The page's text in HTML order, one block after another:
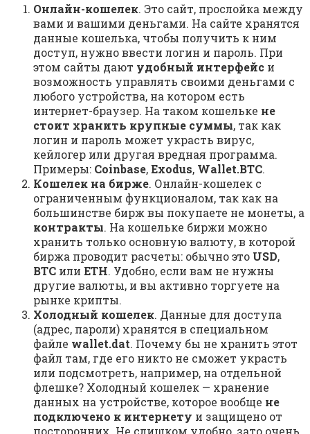
Онлайн-кошелек. Это сайт, прослойка между
вами и вашими деньгами. На сайте хранятся
данные кошелька, чтобы получить к ним
доступ, нужно ввести логин и пароль. При
этом сайты дают удобный интерфейс и
возможность управлять своими деньгами с
любого устройства, на котором есть
интернет-браузер. На таком кошельке не
стоит хранить крупные суммы, так как
логин и пароль может украсть вирус,
кейлогер или другая вредная программа.
Примеры: Coinbase,Exodus, Wallet.BTC.
Кошелек на бирже. Онлайн-кошелек с
ограниченным функционалом, так как на
большинстве бирж вы покупаете не монеты, а
контракты. На кошельке биржи можно
хранить только основную валюту, в которой
биржа проводит расчеты: обычно это USD,
BTC или ETH. Удобно, если вам не нужны
другие валюты, и вы активно торгуете на
рынке крипты.
Холодный кошелек. Данные для доступа
(адрес, пароли) хранятся в специальном
файле wallet.dat. Почему бы не хранить этот
файл там, где его никто не сможет украсть
или подсмотреть, например, на отдельной
флешке? Холодный кошелек — хранение
данных на устройстве, которое вообще не
подключено к интернету и защищено от
посторонних. Не слишком удобно, зато очень